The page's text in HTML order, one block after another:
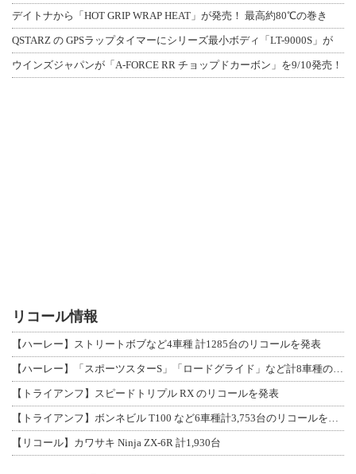
デイトナから「HOT GRIP WRAP HEAT」が発売！ 最高約80℃の巻き
QSTARZ の GPSラップタイマーにシリーズ最小ボディ「LT-9000S」が
ウインズジャパンが「A-FORCE RR チョップドカーボン」を9/10発売！
リコール情報
【ハーレー】ストリートボブなど4車種 計1285台のリコールを発表
【ハーレー】「スポーツスターS」「ロードグライド」など計8車種のリコールを発表
【トライアンフ】スピードトリプル RX のリコールを発表
【トライアンフ】ボンネビル T100 など6車種計3,753台のリコールを発表
【リコール】カワサキ Ninja ZX-6R 計1,930台